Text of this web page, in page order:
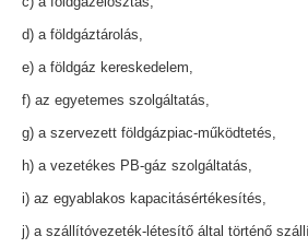
d) a földgáztárolás,
e) a földgáz kereskedelem,
f) az egyetemes szolgáltatás,
g) a szervezett földgázpiac-működtetés,
h) a vezetékes PB-gáz szolgáltatás,
i) az egyablakos kapacitásértékesítés,
j) a szállítóvezeték-létesítő által történő